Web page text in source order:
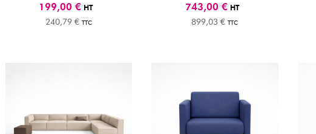
199,00 € HT
240,79 € TTC
743,00 € HT
899,03 € TTC